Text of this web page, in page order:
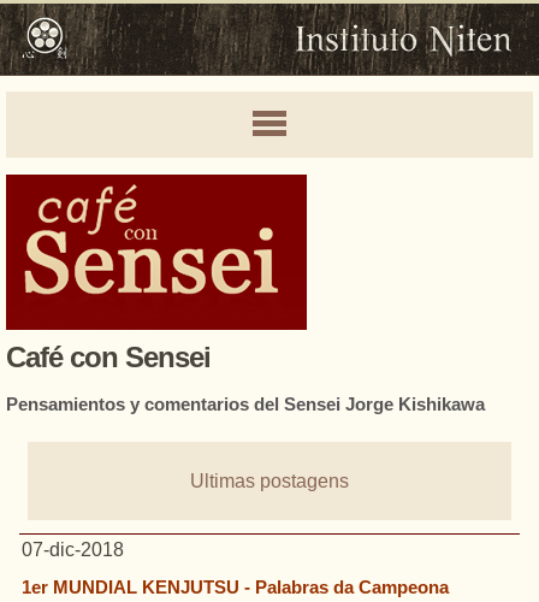
Café con Sensei
Pensamientos y comentarios del Sensei Jorge Kishikawa
Ultimas postagens
07-dic-2018
1er MUNDIAL KENJUTSU - Palabras da Campeona